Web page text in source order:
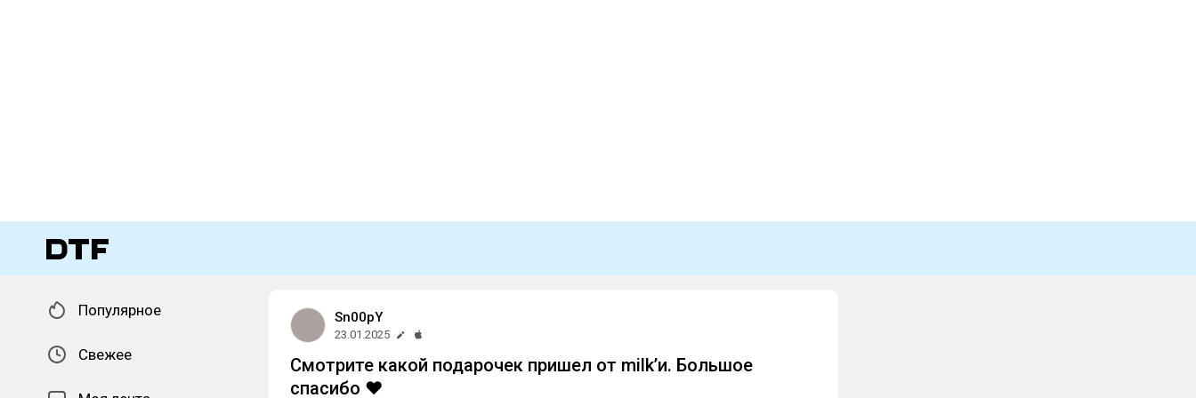
Популярное
Свежее
Sn00pY
23.01.2025
Смотрите какой подарочек пришел от milk’и. Большое
спасибо ❤️